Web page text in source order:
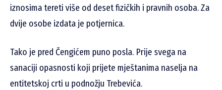
iznosima tereti više od deset fizičkih i pravnih osoba. Za
dvije osobe izdata je potjernica.
Tako je pred Čengićem puno posla. Prije svega na
sanaciji opasnosti koji prijete mještanima naselja na
entitetskoj crti u podnožju Trebevića.